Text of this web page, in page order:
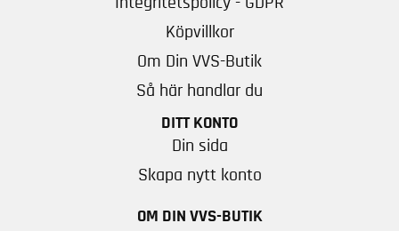
Köpvillkor
Om Din VVS-Butik
Så här handlar du
DITT KONTO
Din sida
Skapa nytt konto
OM DIN VVS-BUTIK